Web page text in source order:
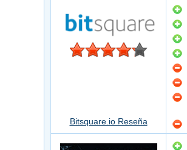
Bitsquare.io Reseña